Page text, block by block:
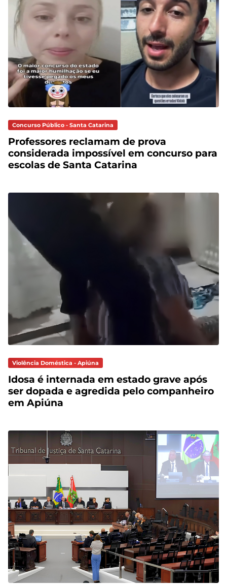
Concurso Público - Santa Catarina
Professores reclamam de prova
considerada impossível em concurso para
escolas de Santa Catarina
Violência Doméstica - Apiúna
Idosa é internada em estado grave após
ser dopada e agredida pelo companheiro
em Apiúna